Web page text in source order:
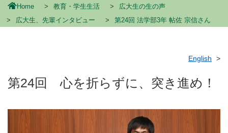
Home 教育・学生生活
広大生の生の声
広大生、先輩インタビュー
第24回 法学部3年 帖佐 宗信さん
English
第24回 心を折らずに、突き進め！